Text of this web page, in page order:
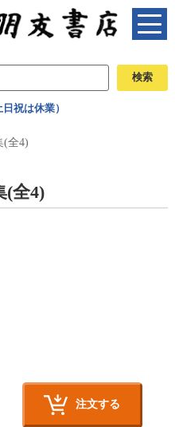
祝は休業）
(全4)
(全4)
注文する